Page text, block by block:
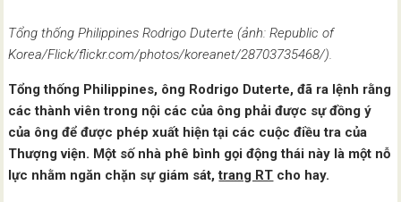
Tổng thống Philippines Rodrigo Duterte (ảnh: Republic of
Korea/Flick/flickr.com/photos/koreanet/28703735468/).
Tổng thống Philippines, ông Rodrigo Duterte, đã ra lệnh rằng
các thành viên trong nội các của ông phải được sự đồng ý
của ông để được phép xuất hiện tại các cuộc điều tra của
Thượng viện. Một số nhà phê bình gọi động thái này là một nỗ
lực nhằm ngăn chặn sự giám sát,trang RT cho hay.